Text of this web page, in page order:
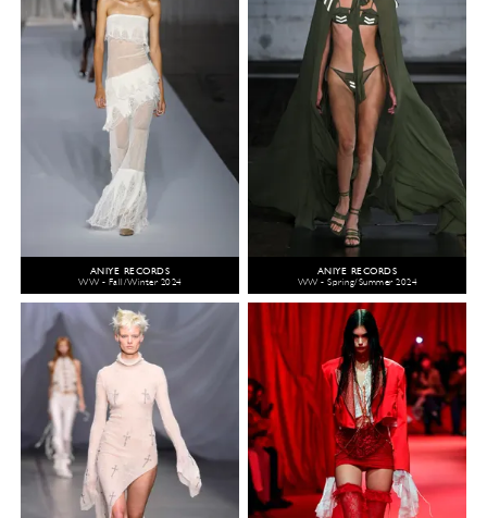
ANIYE RECORDS
WW - Fall/Winter 2024
ANIYE RECORDS
WW - Spring/Summer 2024